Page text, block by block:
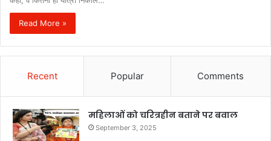
Read More »
Recent Popular Comments
महिलाओं को चरित्रहीन बताने पर बवाल
September 3, 2025